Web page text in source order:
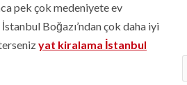
pek çok medeniyete ev
Boğazı’ndan çok daha iyi
yat kiralama İstanbul